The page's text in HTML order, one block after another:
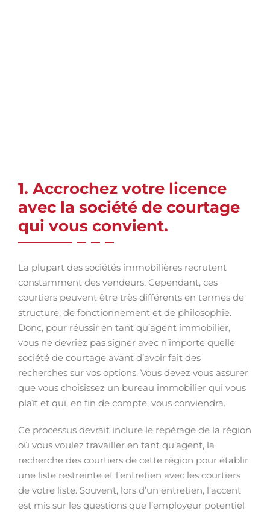
1. Accrochez votre licence
avec la société de courtage
qui vous convient.
La plupart des sociétés immobilières recrutent
constamment des vendeurs. Cependant, ces
courtiers peuvent être très différents en termes de
structure, de fonctionnement et de philosophie.
Donc, pour réussir en tant qu’agent immobilier,
vous ne devriez pas signer avec n’importe quelle
société de courtage avant d’avoir fait des
recherches sur vos options. Vous devez vous assurer
que vous choisissez un bureau immobilier qui vous
plaît et qui, en fin de compte, vous conviendra.
Ce processus devrait inclure le repérage de la région
où vous voulez travailler en tant qu’agent, la
recherche des courtiers de cette région pour établir
une liste restreinte et l’entretien avec les courtiers
de votre liste. Souvent, lors d’un entretien, l’accent
est mis sur les questions que l’employeur potentiel